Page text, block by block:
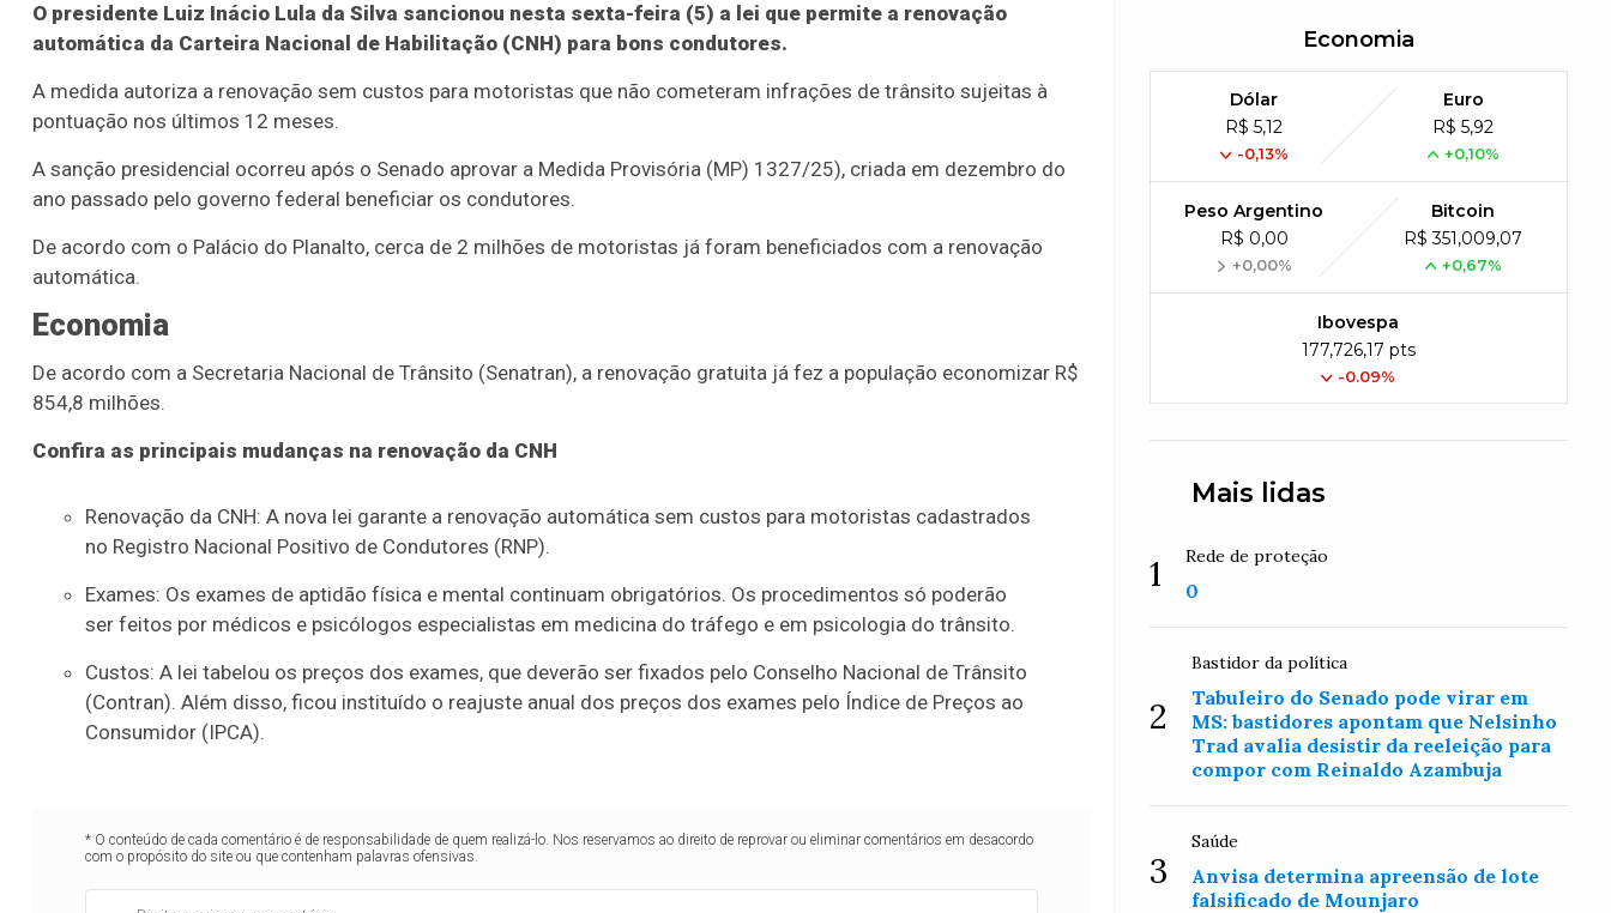
O presidente Luiz Inácio Lula da Silva sancionou nesta sexta-feira (5) a lei que permite a renovação
automática da Carteira Nacional de Habilitação (CNH) para bons condutores.
A medida autoriza a renovação sem custos para motoristas que não cometeram infrações de trânsito sujeitas à
pontuação nos últimos 12 meses.
A sanção presidencial ocorreu após o Senado aprovar a Medida Provisória (MP) 1327/25), criada em dezembro do
ano passado pelo governo federal beneficiar os condutores.
De acordo com o Palácio do Planalto, cerca de 2 milhões de motoristas já foram beneficiados com a renovação
automática.
Economia
De acordo com a Secretaria Nacional de Trânsito (Senatran), a renovação gratuita já fez a população economizar R$
854,8 milhões.
Confira as principais mudanças na renovação da CNH
Renovação da CNH: A nova lei garante a renovação automática sem custos para motoristas cadastrados
no Registro Nacional Positivo de Condutores (RNP).
Exames: Os exames de aptidão física e mental continuam obrigatórios. Os procedimentos só poderão
ser feitos por médicos e psicólogos especialistas em medicina do tráfego e em psicologia do trânsito.
Custos: A lei tabelou os preços dos exames, que deverão ser fixados pelo Conselho Nacional de Trânsito
(Contran). Além disso, ficou instituído o reajuste anual dos preços dos exames pelo Índice de Preços ao
Consumidor (IPCA).
* O conteúdo de cada comentário é de responsabilidade de quem realizá-lo. Nos reservamos ao direito de reprovar ou eliminar comentários em desacordo
com o propósito do site ou que contenham palavras ofensivas.
Economia
Dólar
R$ 5,12
-0,13%
Euro
R$ 5,92
+0,10%
Peso Argentino
R$ 0,00
+0,00%
Bitcoin
R$ 351,009,07
+0,67%
Ibovespa
177,726,17 pts
-0.09%
Mais lidas
1 Rede de proteção
0
2
Bastidor da política
Tabuleiro do Senado pode virar em
MS: bastidores apontam que Nelsinho
Trad avalia desistir da reeleição para
compor com Reinaldo Azambuja
3
Saúde
Anvisa determina apreensão de lote
falsificado de Mounjaro